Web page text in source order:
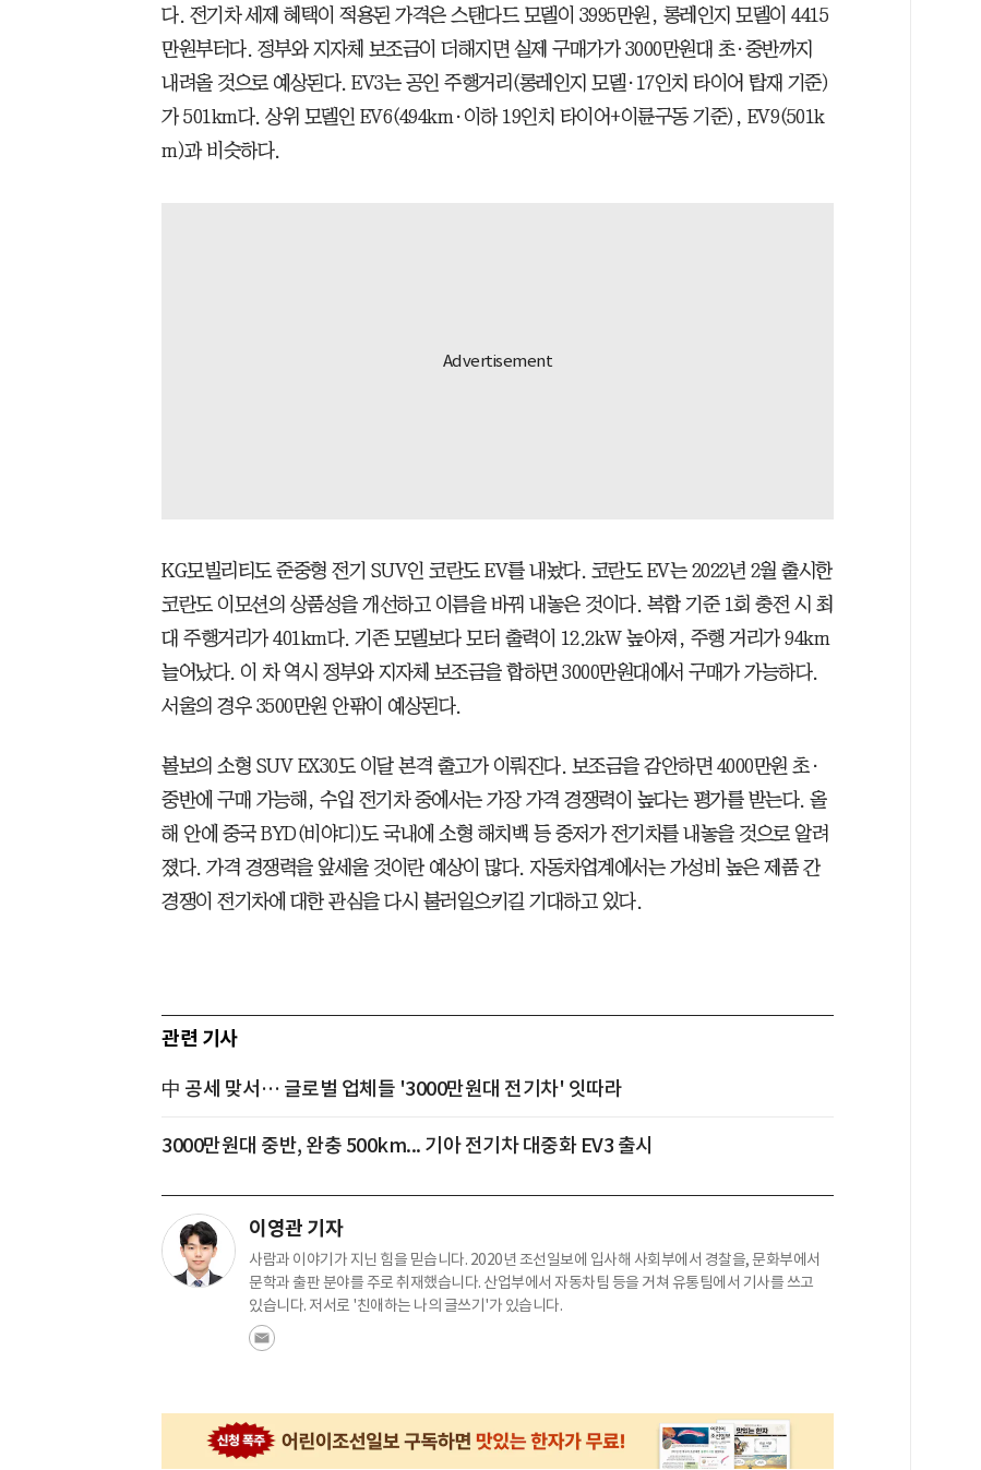
다. 전기차 세제 혜택이 적용된 가격은 스탠다드 모델이 3995만원, 롱레인지 모델이 4415
만원부터다. 정부와 지자체 보조금이 더해지면 실제 구매가가 3000만원대 초·중반까지
내려올 것으로 예상된다. EV3는 공인 주행거리(롱레인지 모델·17인치 타이어 탑재 기준)
가 501km다. 상위 모델인 EV6(494km·이하 19인치 타이어+이륜구동 기준), EV9(501k
m)과 비슷하다.
KG모빌리티도 준중형 전기 SUV인 코란도 EV를 내놨다. 코란도 EV는 2022년 2월 출시한
코란도 이모션의 상품성을 개선하고 이름을 바꿔 내놓은 것이다. 복합 기준 1회 충전 시 최
대 주행거리가 401km다. 기존 모델보다 모터 출력이 12.2kW 높아져, 주행 거리가 94km
늘어났다. 이 차 역시 정부와 지자체 보조금을 합하면 3000만원대에서 구매가 가능하다.
서울의 경우 3500만원 안팎이 예상된다.
볼보의 소형 SUV EX30도 이달 본격 출고가 이뤄진다. 보조금을 감안하면 4000만원 초·
중반에 구매 가능해, 수입 전기차 중에서는 가장 가격 경쟁력이 높다는 평가를 받는다. 올
해 안에 중국 BYD(비야디)도 국내에 소형 해치백 등 중저가 전기차를 내놓을 것으로 알려
졌다. 가격 경쟁력을 앞세울 것이란 예상이 많다. 자동차업계에서는 가성비 높은 제품 간
경쟁이 전기차에 대한 관심을 다시 불러일으키길 기대하고 있다.
관련 기사
中 공세 맞서… 글로벌 업체들 '3000만원대 전기차' 잇따라
3000만원대 중반, 완충 500km... 기아 전기차 대중화 EV3 출시
이영관 기자
사람과 이야기가 지닌 힘을 믿습니다. 2020년 조선일보에 입사해 사회부에서 경찰을, 문화부에서
문학과 출판 분야를 주로 취재했습니다. 산업부에서 자동차팀 등을 거쳐 유통팀에서 기사를 쓰고
있습니다. 저서로 '친애하는 나의 글쓰기'가 있습니다.